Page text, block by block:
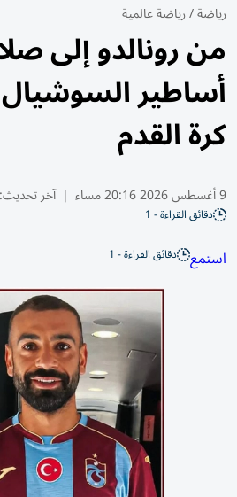
رياضة/رياضة عالمية
من رونالدو إلى
أساطير
كرة القدم
9 أغسطس 2026 20:16 مساء | آخر تحديث:
دقائق القراءة - 1
استمع دقائق القراءة - 1